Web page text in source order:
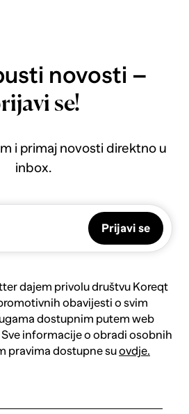
novosti –
se!
i primaj novosti direktno u
inbox.
Prijavi se
dajem privolu društvu Koreqt
obavijesti o svim
dostupnim putem web
informacije o obradi osobnih
pravima dostupne suovdje.